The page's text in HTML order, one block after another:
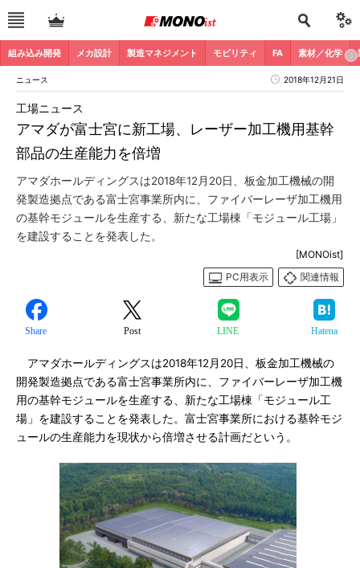
組み込み開発 メカ設計 製造マネジメント モビリティ FA 素材／化学
ニュース 2018年12月21日
アマダが富士宮に新工場、レーザー加工機用基幹
部品の生産能力を倍増
工場ニュース
アマダホールディングスは2018年12月20日、板金加工機械の開
発製造拠点である富士宮事業所内に、ファイバーレーザ加工機用
の基幹モジュールを生産する、新たな工場棟「モジュール工場」
を建設することを発表した。
[MONOist]
PC用表示
関連情報
Share Post LINE Hatena
アマダホールディングスは2018年12月20日、板金加工機械の
開発製造拠点である富士宮事業所内に、ファイバーレーザ加工機
用の基幹モジュールを生産する、新たな工場棟「モジュール工
場」を建設することを発表した。富士宮事業所における基幹モジ
ュールの生産能力を現状から倍増させる計画だという。